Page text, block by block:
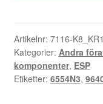
96405773XT
6554N3
mängd
Artikelnr: 7116-
Kategorier: Andra
komponenter, ESP
Etiketter: 6554N3,